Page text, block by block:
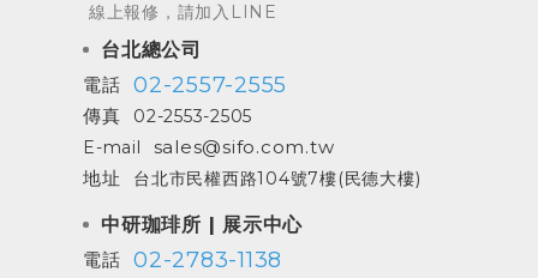
線上報修，請加入LINE
台北總公司
電話 02-2557-2555
傳真
02-2553-2505
E-mail
sales@sifo.com.tw
地址
台北市民權西路104號7樓(民德大樓)
中研珈琲所 | 展示中心
電話 02-2783-1138